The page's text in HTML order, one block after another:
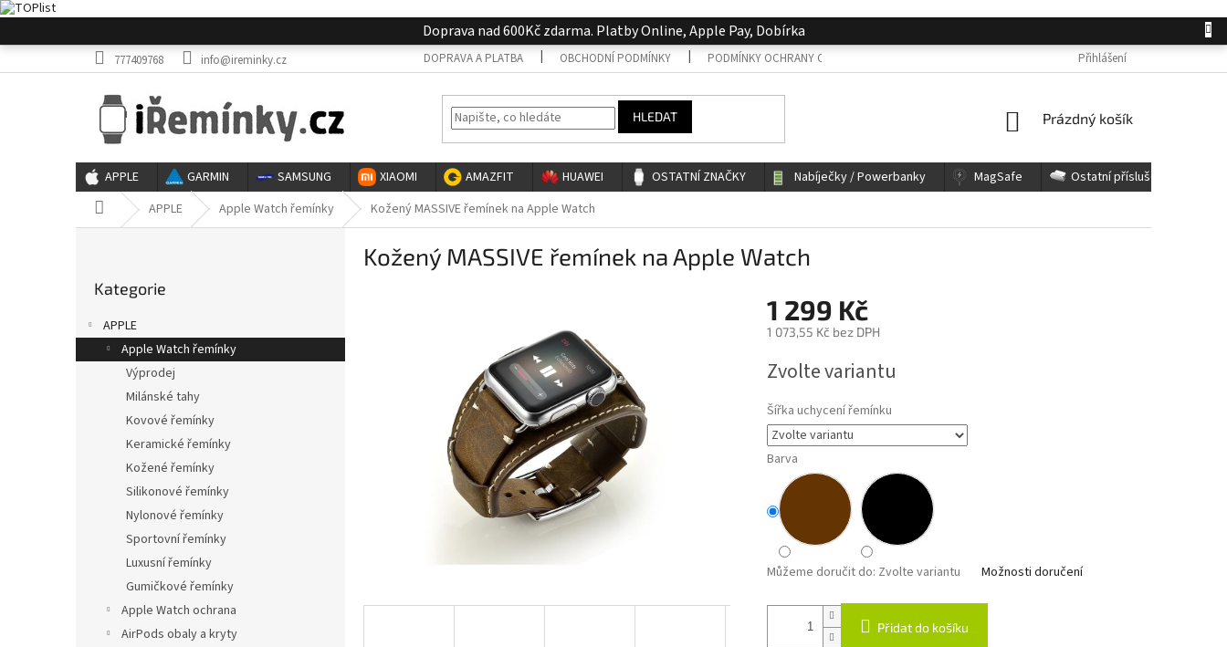
na
Doprava nad 600Kč zdarma. Platby Online, Apple Pay, Dobírka
777409768 info@ireminky.cz DOPRAVA A PLATBA OBCHODNÍ PODMÍNKY PODMÍNKY OCHRANY OSOBNÍCH ÚDAJŮ KONTAKTY
Přihlášení
HLEDAT
NÁKUPNÍ
Prázdný košík
APPLE GARMIN SAMSUNG XIAOMI AMAZFIT HUAWEI OSTATNÍ ZNAČKY Nabíječky / Powerbanky MagSafe
Ostatní příslušenství
Domů APPLE Apple Watch řemínky Kožený MASSIVE řemínek na Apple Watch
a
n
kategorie
Kategorie
APPLE
Apple Watch řemínky
Výprodej
Milánské tahy
Kovové řemínky
Keramické řemínky
Kožené řemínky
Silikonové řemínky
Nylonové řemínky
Sportovní řemínky
Luxusní řemínky
Gumičkové řemínky
Apple Watch ochrana
AirPods obaly a kryty
Kožený MASSIVE řemínek na Apple Watch
1 299 Kč
1 073,55 Kč bez DPH
cena:
Zvolte variantu
Šířka uchycení řemínku
Barva
Můžeme doručit do: Zvolte variantu Možnosti doručení
Přidat do košíku